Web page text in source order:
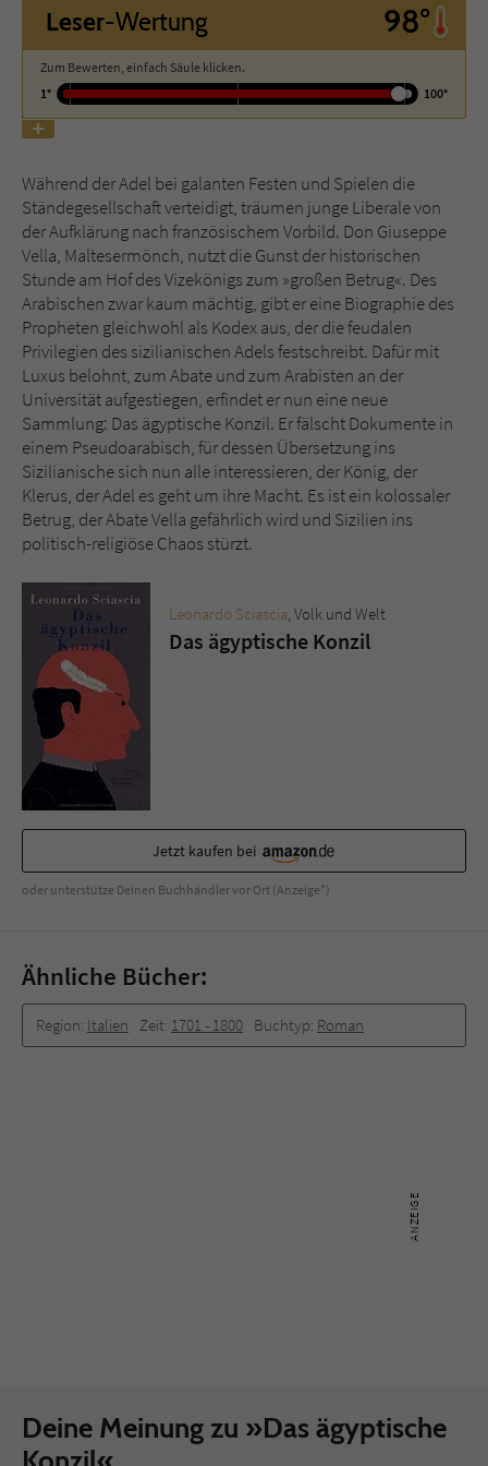
Leser-Wertung 98°
Zum Bewerten, einfach Säule klicken.
1°
100°
Während der Adel bei galanten Festen und Spielen die
Ständegesellschaft verteidigt, träumen junge Liberale von
der Aufklärung nach französischem Vorbild. Don Giuseppe
Vella, Maltesermönch, nutzt die Gunst der historischen
Stunde am Hof des Vizekönigs zum »großen Betrug«. Des
Arabischen zwar kaum mächtig, gibt er eine Biographie des
Propheten gleichwohl als Kodex aus, der die feudalen
Privilegien des sizilianischen Adels festschreibt. Dafür mit
Luxus belohnt, zum Abate und zum Arabisten an der
Universität aufgestiegen, erfindet er nun eine neue
Sammlung: Das ägyptische Konzil. Er fälscht Dokumente in
einem Pseudoarabisch, für dessen Übersetzung ins
Sizilianische sich nun alle interessieren, der König, der
Klerus, der Adel es geht um ihre Macht. Es ist ein kolossaler
Betrug, der Abate Vella gefährlich wird und Sizilien ins
politisch-religiöse Chaos stürzt.
Leonardo Sciascia , Volk und Welt
Das ägyptische Konzil
Jetzt kaufen bei
oder unterstütze Deinen Buchhändler vor Ort (Anzeige*)
Ähnliche Bücher:
Region: Italien Zeit: 1701 -­ 1800 Buchtyp: Roman
Deine Meinung zu »Das ägyptische
Name tx_pwcomments_ahash
Anbieter Literatur-Couch Medien GmbH & Co. KG
Zweck Cookie für Kommentare einzelner Buchtitel
Name fe_typo_user
Anbieter Literatur-Couch Medien GmbH & Co. KG
Laufzeit Session
Zweck
Dieses Cookie gewährleistet die
Kommunikation der Webseite mit dem
Benutzer. Es wird benötigt um z. B. den
Sicherheitscode des Kontaktformulars zu
überprüfen.